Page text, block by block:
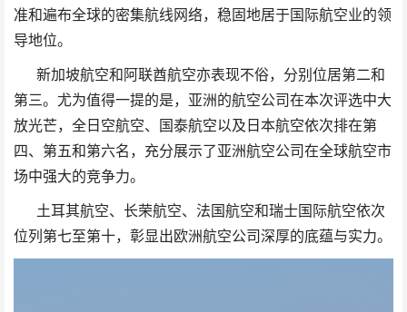
准和遍布全球的密集航线网络，稳固地居于国际航空业的领
导地位。
新加坡航空和阿联酋航空亦表现不俗，分别位居第二和
第三。尤为值得一提的是，亚洲的航空公司在本次评选中大
放光芒，全日空航空、国泰航空以及日本航空依次排在第
四、第五和第六名，充分展示了亚洲航空公司在全球航空市
场中强大的竞争力。
土耳其航空、长荣航空、法国航空和瑞士国际航空依次
位列第七至第十，彰显出欧洲航空公司深厚的底蕴与实力。